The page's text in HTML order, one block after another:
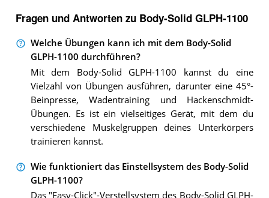
Fragen und Antworten zu Body-Solid GLPH-1100
Welche Übungen kann ich mit dem Body-Solid
GLPH-1100 durchführen?
Mit dem Body-Solid GLPH-1100 kannst du eine
Vielzahl von Übungen ausführen, darunter eine 45°-
Beinpresse, Wadentraining und Hackenschmidt-
Übungen. Es ist ein vielseitiges Gerät, mit dem du
verschiedene Muskelgruppen deines Unterkörpers
trainieren kannst.
Wie funktioniert das Einstellsystem des Body-Solid
GLPH-1100?
Das "Easy-Click"-Verstellsystem des Body-Solid GLPH-